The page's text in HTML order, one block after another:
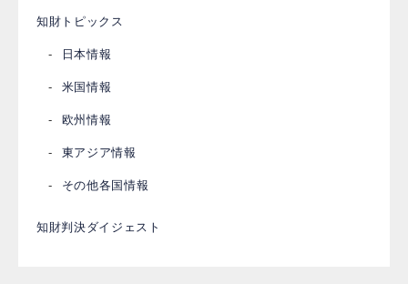
知財トピックス
日本情報
米国情報
欧州情報
東アジア情報
その他各国情報
知財判決ダイジェスト